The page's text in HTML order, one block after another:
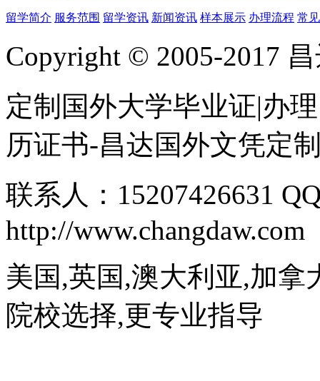
留学简介 服务范围 留学资讯 新闻资讯 样本展示 办理流程 常
Copyright © 2005-2017
定制国外大学毕业证|办
历证书-昌达国外文凭定
联系人：15207426631
http://www.changdaw.com
美国,英国,澳大利亚,加拿
院校选择,更专业指导